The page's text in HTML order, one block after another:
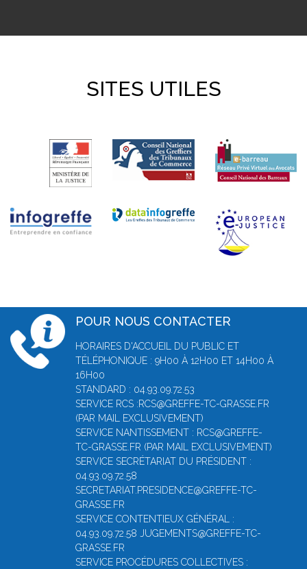
SITES UTILES
POUR NOUS CONTACTER
HORAIRES D'ACCUEIL DU PUBLIC ET
TÉLÉPHONIQUE : 9H00 À 12H00 ET 14H00 À
16H00
STANDARD : 04.93.09.72.53
SERVICE RCS :RCS@GREFFE-TC-GRASSE.FR
(PAR MAIL EXCLUSIVEMENT)
SERVICE NANTISSEMENT : RCS@GREFFE-
TC-GRASSE.FR (PAR MAIL EXCLUSIVEMENT)
SERVICE SECRÉTARIAT DU PRÉSIDENT :
04.93.09.72.58
SECRETARIAT.PRESIDENCE@GREFFE-TC-
GRASSE.FR
SERVICE CONTENTIEUX GÉNÉRAL :
04.93.09.72.58 JUGEMENTS@GREFFE-TC-
GRASSE.FR
SERVICE PROCÉDURES COLLECTIVES :